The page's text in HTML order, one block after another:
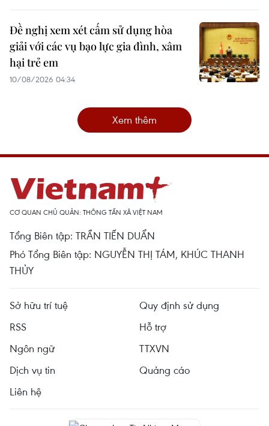
Đề nghị xem xét cấm sử dụng hòa
giải với các vụ bạo lực gia đình, xâm
hại trẻ em
10/08/2026 04:34
Xem thêm
CƠ QUAN CHỦ QUẢN: THÔNG TẤN XÃ VIỆT NAM
Tổng Biên tập: TRẦN TIẾN DUẨN
Phó Tổng Biên tập: NGUYỄN THỊ TÁM, KHÚC THANH
THỦY
Sở hữu trí tuệ
Quy định sử dụng
RSS
Hỗ trợ
Ngôn ngữ
TTXVN
Dịch vụ tin
Quảng cáo
Liên hệ